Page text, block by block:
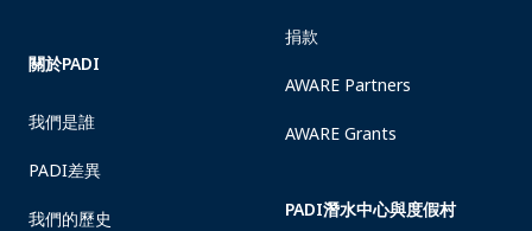
關於PADI
我們是誰
PADI差異
我們的歷史
捐款
AWARE Partners
AWARE Grants
PADI潛水中心與度假村